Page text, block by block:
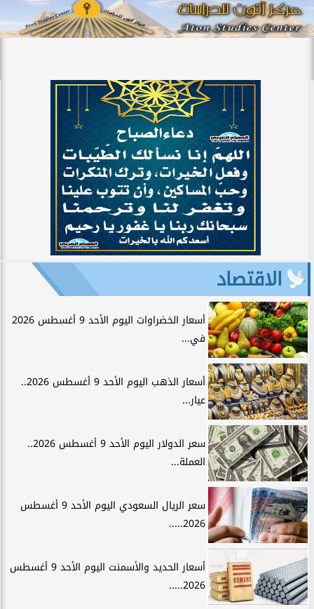
الاقتصاد
أسعار الخضراوات اليوم الأحد 9 أغسطس 2026
في...
أسعار الذهب اليوم الأحد 9 أغسطس 2026..
عيار...
سعر الدولار اليوم الأحد 9 أغسطس 2026..
العملة...
سعر الريال السعودي اليوم الأحد 9 أغسطس
2026.....
أسعار الحديد والأسمنت اليوم الأحد 9 أغسطس
2026.....